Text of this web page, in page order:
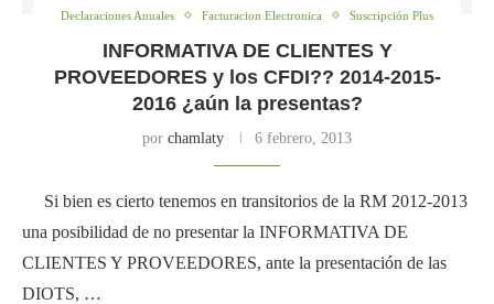
Declaraciones Anuales Facturacion Electronica Suscripción Plus
INFORMATIVA DE CLIENTES Y
PROVEEDORES y los CFDI?? 2014-2015-
2016 ¿aún la presentas?
por chamlaty 6 febrero, 2013
Si bien es cierto tenemos en transitorios de la RM 2012-2013
una posibilidad de no presentar la INFORMATIVA DE
CLIENTES Y PROVEEDORES, ante la presentación de las
DIOTS, …